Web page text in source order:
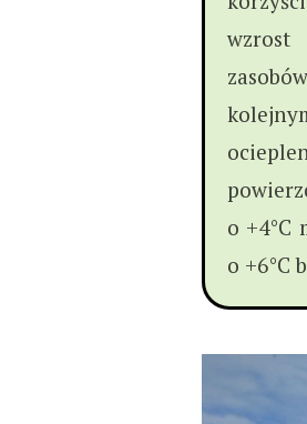
wzrost
o +4°C
o +6°C